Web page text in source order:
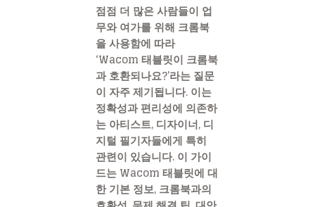
점점 더 많은 사람들이 업
무와 여가를 위해 크롬북
을 사용함에 따라
‘Wacom 태블릿이 크롬북
과 호환되나요?’라는 질문
이 자주 제기됩니다. 이는
정확성과 편리성에 의존하
는 아티스트, 디자이너, 디
지털 필기자들에게 특히
관련이 있습니다. 이 가이
드는 Wacom 태블릿에 대
한 기본 정보, 크롬북과의